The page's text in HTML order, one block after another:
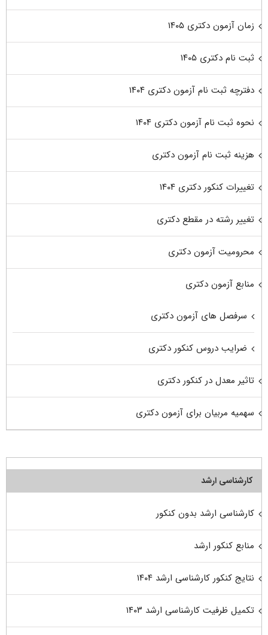
زمان آزمون دکتری ۱۴۰۵
ثبت نام دکتری ۱۴۰۵
دفترچه ثبت نام آزمون دکتری ۱۴۰۴
نحوه ثبت نام آزمون دکتری ۱۴۰۴
هزینه ثبت نام آزمون دکتری
تغییرات کنکور دکتری ۱۴۰۴
تغییر رشته در مقطع دکتری
محرومیت آزمون دکتری
منابع آزمون دکتری
سرفصل های آزمون دکتری
ضرایب دروس کنکور دکتری
تاثیر معدل در کنکور دکتری
سهمیه مربیان برای آزمون دکتری
کارشناسی ارشد
کارشناسی ارشد بدون کنکور
منابع کنکور ارشد
نتایج کنکور کارشناسی ارشد ۱۴۰۴
تکمیل ظرفیت کارشناسی ارشد ۱۴۰۳